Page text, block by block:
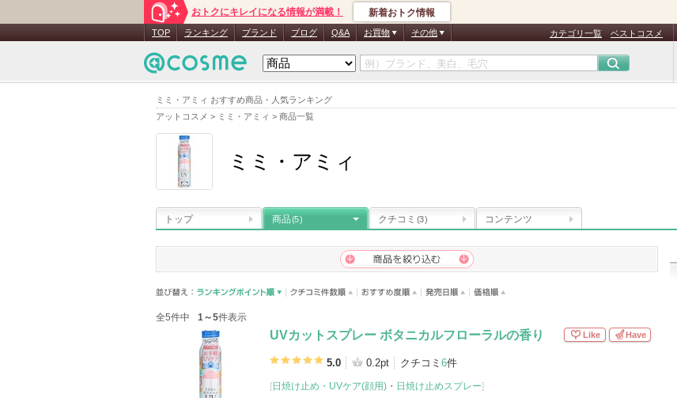
ミミ・アミィ おすすめ商品・人気ランキング
アットコスメ > ミミ・アミィ > 商品一覧
おトクにキレイになる情報が満載！ 新着おトク情報
TOP ランキング ブランド ブログ Q&A お買物 その他 カテゴリ一覧 ベストコスメ
ミミ・アミィ
トップ 商品(5) クチコミ (3) コンテンツ
全5件中 1～5件表示
UVカットスプレー ボタニカルフローラルの香り
5.0 0.2pt クチコミ 6件
[日焼け止め・UVケア(顔用) ・ 日焼け止めスプレー]
Like Have